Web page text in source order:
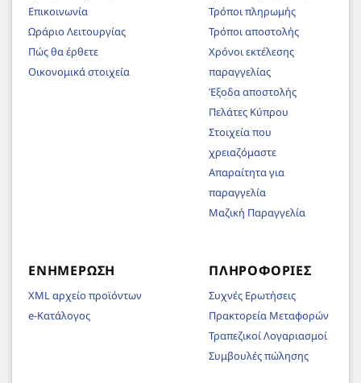
Επικοινωνία
Ωράριο Λειτουργίας
Πώς θα έρθετε
Οικονομικά στοιχεία
Τρόποι πληρωμής
Τρόποι αποστολής
Χρόνοι εκτέλεσης
παραγγελίας
Έξοδα αποστολής
Πελάτες Κύπρου
Στοιχεία που
χρειαζόμαστε
Απαραίτητα για
παραγγελία
Μαζική Παραγγελία
ΕΝΗΜΈΡΩΣΗ
XML αρχείο προϊόντων
e-Κατάλογος
ΠΛΗΡΟΦΟΡΊΕΣ
Συχνές Ερωτήσεις
Πρακτορεία Μεταφορών
Τραπεζικοί Λογαριασμοί
Συμβουλές πώλησης